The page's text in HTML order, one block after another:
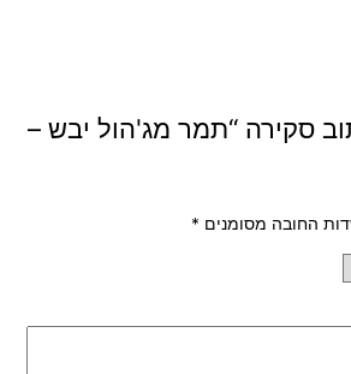
סקירה “תמר מג'הול יבש –
החובה מסומנים *